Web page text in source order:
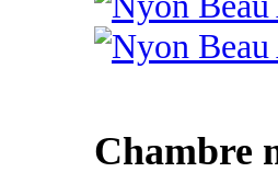
Chambre